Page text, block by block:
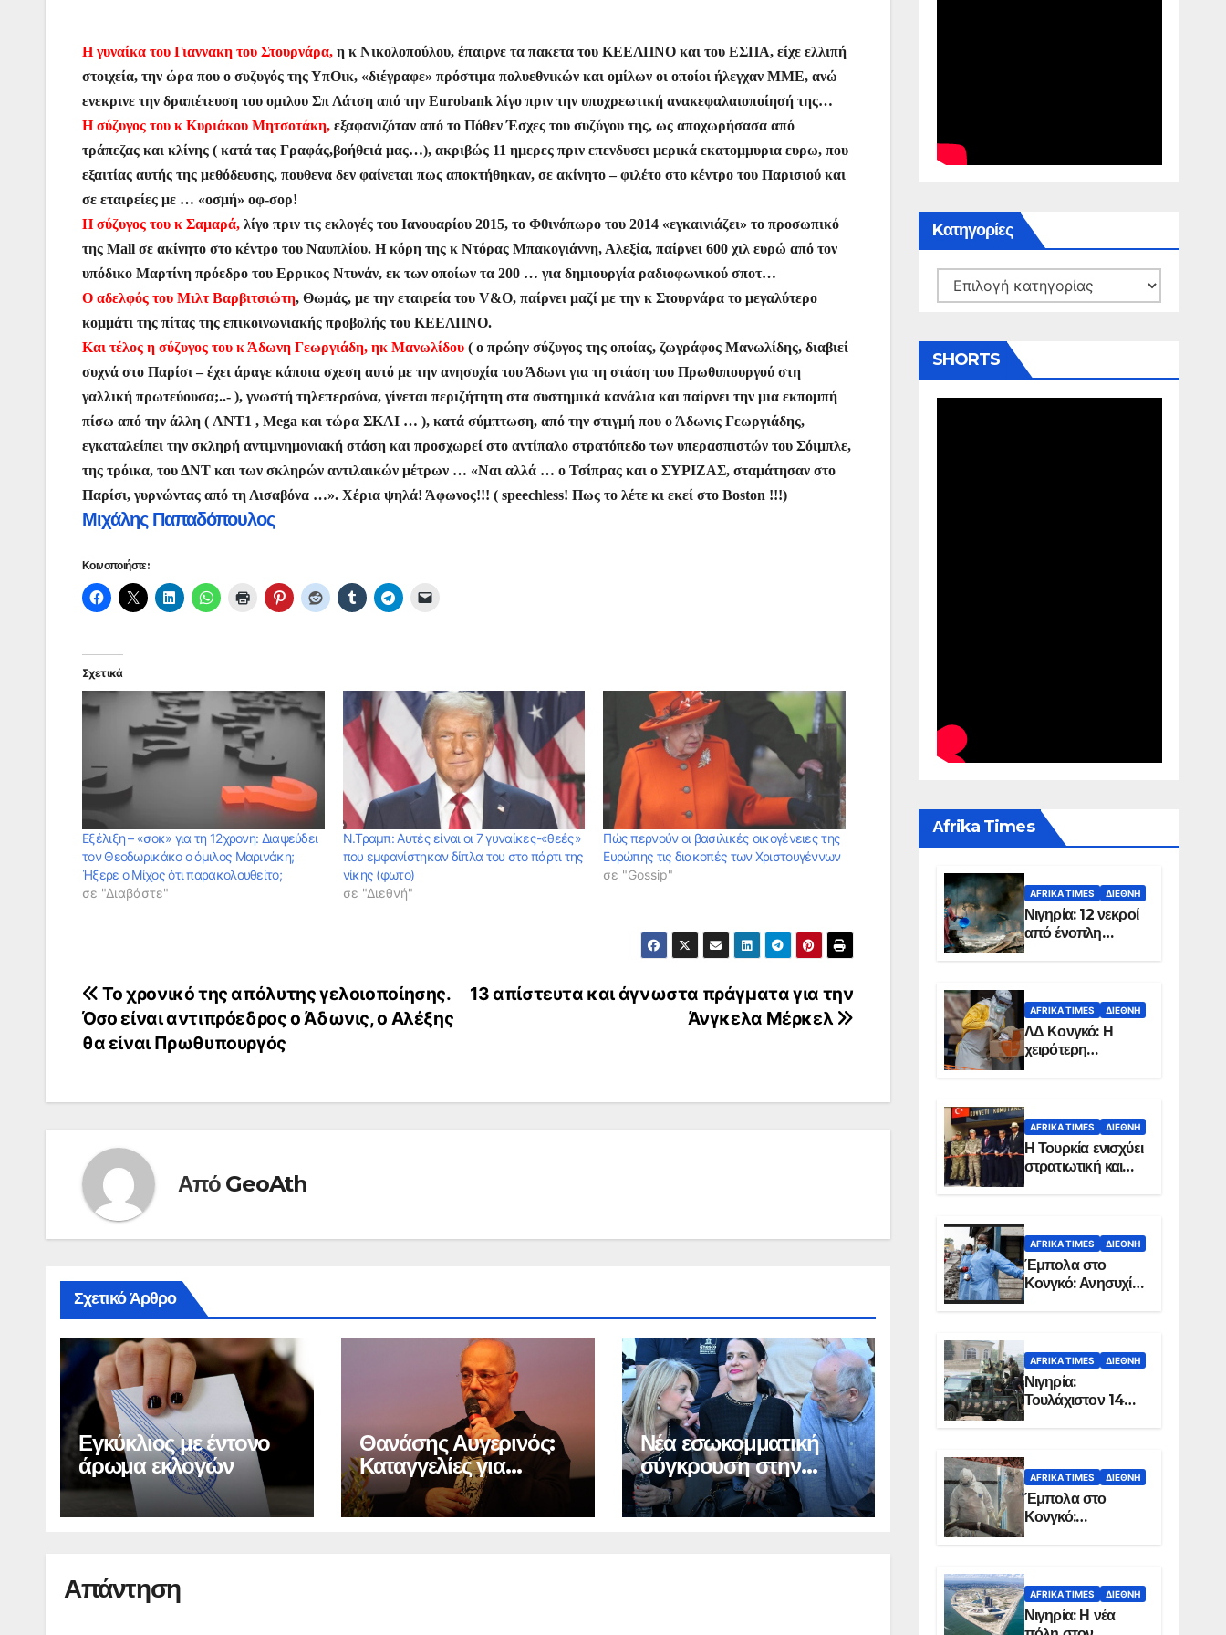
e
b
o
o
k
er s
A
p
p
l
e
st
s
e
n
g
er
gr
a
m
α
σ
τε
ίτ
ε
Η γυναίκα του Γιαννακη του Στουρνάρα, η κ Νικολοπούλου, έπαιρνε τα πακετα του ΚΕΕΛΠΝΟ και του ΕΣΠΑ, είχε ελλιπή
στοιχεία, την ώρα που ο συζυγός της ΥπΟικ, «διέγραφε» πρόστιμα πολυεθνικών και ομίλων οι οποίοι ήλεγχαν ΜΜΕ, ανώ
ενεκρινε την δραπέτευση του ομιλου Σπ Λάτση από την Eurobank λίγο πριν την υποχρεωτική ανακεφαλαιοποίησή της…
Η σύζυγος του κ Κυριάκου Μητσοτάκη, εξαφανιζόταν από το Πόθεν Έσχες του συζύγου της, ως αποχωρήσασα από
τράπεζας και κλίνης ( κατά τας Γραφάς,βοήθειά μας…), ακριβώς 11 ημερες πριν επενδυσει μερικά εκατομμυρια ευρω, που
εξαιτίας αυτής της μεθόδευσης, πουθενα δεν φαίνεται πως αποκτήθηκαν, σε ακίνητο – φιλέτο στο κέντρο του Παρισιού και
σε εταιρείες με … «οσμή» οφ-σορ!
Η σύζυγος του κ Σαμαρά, λίγο πριν τις εκλογές του Ιανουαρίου 2015, το Φθινόπωρο του 2014 «εγκαινιάζει» το προσωπικό
της Mall σε ακίνητο στο κέντρο του Ναυπλίου. Η κόρη της κ Ντόρας Μπακογιάννη, Αλεξία, παίρνει 600 χιλ ευρώ από τον
υπόδικο Μαρτίνη πρόεδρο του Ερρικος Ντυνάν, εκ των οποίων τα 200 … για δημιουργία ραδιοφωνικού σποτ…
Ο αδελφός του Μιλτ Βαρβιτσιώτη, Θωμάς, με την εταιρεία του V&O, παίρνει μαζί με την κ Στουρνάρα το μεγαλύτερο
κομμάτι της πίτας της επικοινωνιακής προβολής του ΚΕΕΛΠΝΟ.
Και τέλος η σύζυγος του κ Άδωνη Γεωργιάδη, ηκ Μανωλίδου ( ο πρώην σύζυγος της οποίας, ζωγράφος Μανωλίδης, διαβιεί
συχνά στο Παρίσι – έχει άραγε κάποια σχεση αυτό με την ανησυχία του Άδωνι για τη στάση του Πρωθυπουργού στη
γαλλική πρωτεύουσα;..- ), γνωστή τηλεπερσόνα, γίνεται περιζήτητη στα συστημικά κανάλια και παίρνει την μια εκπομπή
πίσω από την άλλη ( ANT1 , Mega και τώρα ΣΚΑΙ … ), κατά σύμπτωση, από την στιγμή που ο Άδωνις Γεωργιάδης,
εγκαταλείπει την σκληρή αντιμνημονιακή στάση και προσχωρεί στο αντίπαλο στρατόπεδο των υπερασπιστών του Σόιμπλε,
της τρόικα, του ΔΝΤ και των σκληρών αντιλαικών μέτρων … «Ναι αλλά … ο Τσίπρας και ο ΣΥΡΙΖΑΣ, σταμάτησαν στο
Παρίσι, γυρνώντας από τη Λισαβόνα …». Χέρια ψηλά! Άφωνος!!! ( speechless! Πως το λέτε κι εκεί στο Boston !!!)
Μιχάλης Παπαδόπουλος
Κοινοποιήστε:
Σχετικά
Εξέλιξη – «σοκ» για τη 12χρονη: Διαψεύδει
τον Θεοδωρικάκο ο όμιλος Μαρινάκη;
Ήξερε ο Μίχος ότι παρακολουθείτο;
σε "Διαβάστε"
Ν.Τραμπ: Αυτές είναι οι 7 γυναίκες-«θεές»
που εμφανίστηκαν δίπλα του στο πάρτι της
νίκης (φωτο)
σε "Διεθνή"
Πώς περνούν οι βασιλικές οικογένειες της
Ευρώπης τις διακοπές των Χριστουγέννων
σε "Gossip"
Πλοήγηση
άρθρων
13 απίστευτα και άγνωστα πράγματα για την
Άνγκελα Μέρκελ
Το χρονικό της απόλυτης γελοιοποίησης.
Όσο είναι αντιπρόεδρος ο Άδωνις, ο Αλέξης
θα είναι Πρωθυπουργός
Από GeoAth
Σχετικό Άρθρο
Εγκύκλιος με έντονο
άρωμα εκλογών
Θανάσης Αυγερινός:
Καταγγελίες για
δολοφονία
χαρακτήρων και
Νέα εσωκομματική
σύγκρουση στην
«Ελπίδα για τη
Δημοκρατία»
Απάντηση
Kατηγορίες
Kατηγορίες
SHORTS
Αfrika Times
AFRIKA TIMES ΔΙΕΘΝΉ
Νιγηρία: 12 νεκροί
από ένοπλη
επίθεση σε χωριό
AFRIKA TIMES ΔΙΕΘΝΉ
ΛΔ Κονγκό: Η
χειρότερη
επιδημία Έμπολα
χώρας
AFRIKA TIMES ΔΙΕΘΝΉ
Η Τουρκία ενισχύει
στρατιωτική και
ενεργειακή
Σομαλία
AFRIKA TIMES ΔΙΕΘΝΉ
Έμπολα στο
Κονγκό: Ανησυχία
για τη μεγάλη
AFRIKA TIMES ΔΙΕΘΝΉ
Νιγηρία:
Τουλάχιστον 14
νεκροί από
στην Οτούκπο
AFRIKA TIMES ΔΙΕΘΝΉ
Έμπολα στο
Κονγκό:
Ξεπέρασαν τους
AFRIKA TIMES ΔΙΕΘΝΉ
Νιγηρία: Η νέα